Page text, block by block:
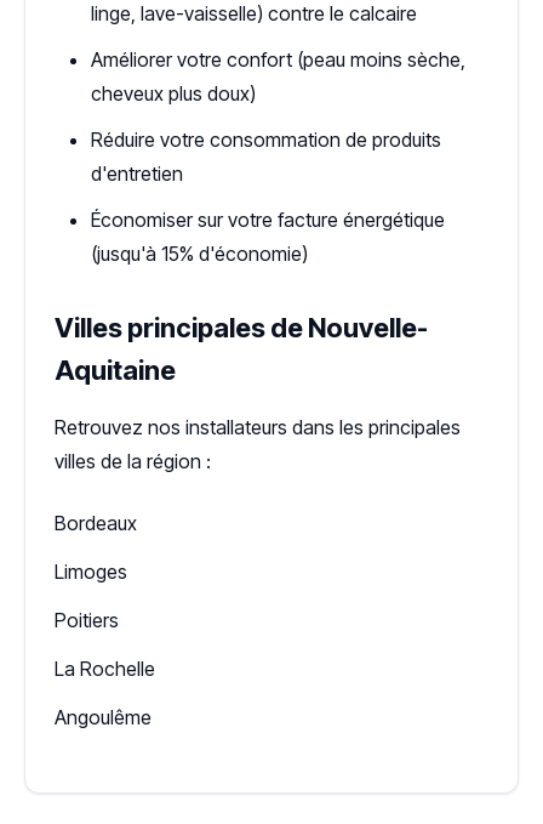
linge, lave-vaisselle) contre le calcaire
Améliorer votre confort (peau moins sèche,
cheveux plus doux)
Réduire votre consommation de produits
d'entretien
Économiser sur votre facture énergétique
(jusqu'à 15% d'économie)
Villes principales de Nouvelle-
Aquitaine
Retrouvez nos installateurs dans les principales
villes de la région :
Bordeaux
Limoges
Poitiers
La Rochelle
Angoulême